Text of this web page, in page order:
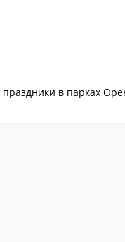
в парках